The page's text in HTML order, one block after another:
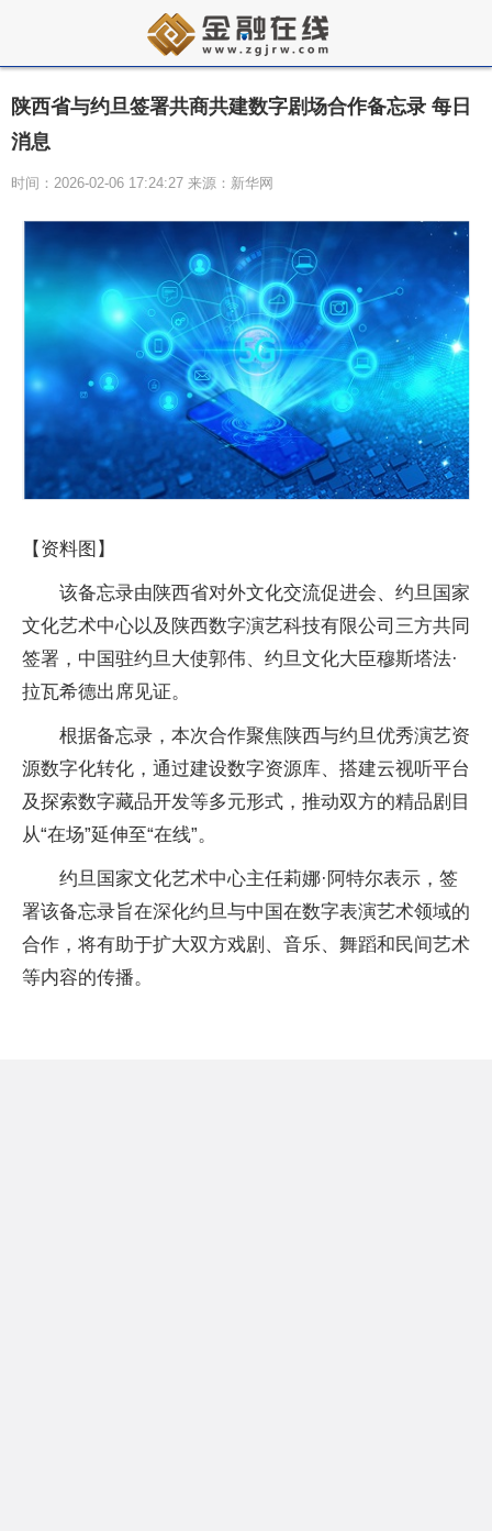
陕西省与约旦签署共商共建数字剧场合作备忘录 每日
消息
时间：2026-02-06 17:24:27 来源：新华网
【资料图】
该备忘录由陕西省对外文化交流促进会、约旦国家
文化艺术中心以及陕西数字演艺科技有限公司三方共同
签署，中国驻约旦大使郭伟、约旦文化大臣穆斯塔法·
拉瓦希德出席见证。
根据备忘录，本次合作聚焦陕西与约旦优秀演艺资
源数字化转化，通过建设数字资源库、搭建云视听平台
及探索数字藏品开发等多元形式，推动双方的精品剧目
从“在场”延伸至“在线”。
约旦国家文化艺术中心主任莉娜·阿特尔表示，签
署该备忘录旨在深化约旦与中国在数字表演艺术领域的
合作，将有助于扩大双方戏剧、音乐、舞蹈和民间艺术
等内容的传播。